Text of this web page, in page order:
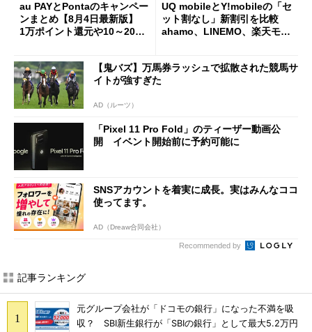
au PAYとPontaのキャンペー
ンまとめ【8月4日最新版】
1万ポイント還元や10～20％
UQ mobileとY!mobileの「セ
ット割なし」新割引を比較
ahamo、LINEMO、楽天モバ
【鬼バズ】万馬券ラッシュで拡散された競馬サ
イトが強すぎた
AD（ルーツ）
「Pixel 11 Pro Fold」のティーザー動画公
開 イベント開始前に予約可能に
SNSアカウントを着実に成長。実はみんなココ
使ってます。
AD（Dreaw合同会社）
Recommended by
記事ランキング
元グループ会社が「ドコモの銀行」になった不満を吸
収？ SBI新生銀行が「SBIの銀行」として最大5.2万円